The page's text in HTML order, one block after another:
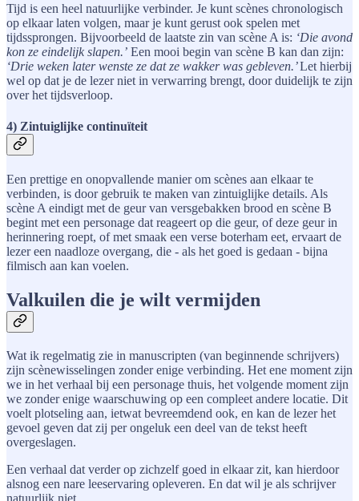
Tijd is een heel natuurlijke verbinder. Je kunt scènes chronologisch
op elkaar laten volgen, maar je kunt gerust ook spelen met
tijdssprongen. Bijvoorbeeld de laatste zin van scène A is: ‘Die avond
kon ze eindelijk slapen.’ Een mooi begin van scène B kan dan zijn:
‘Drie weken later wenste ze dat ze wakker was gebleven.’Let hierbij
wel op dat je de lezer niet in verwarring brengt, door duidelijk te zijn
over het tijdsverloop.
4) Zintuiglijke continuïteit
Een prettige en onopvallende manier om scènes aan elkaar te
verbinden, is door gebruik te maken van zintuiglijke details. Als
scène A eindigt met de geur van versgebakken brood en scène B
begint met een personage dat reageert op die geur, of deze geur in
herinnering roept, of met smaak een verse boterham eet, ervaart de
lezer een naadloze overgang, die - als het goed is gedaan - bijna
filmisch aan kan voelen.
Valkuilen die je wilt vermijden
Wat ik regelmatig zie in manuscripten (van beginnende schrijvers)
zijn scènewisselingen zonder enige verbinding. Het ene moment zijn
we in het verhaal bij een personage thuis, het volgende moment zijn
we zonder enige waarschuwing op een compleet andere locatie. Dit
voelt plotseling aan, ietwat bevreemdend ook, en kan de lezer het
gevoel geven dat zij per ongeluk een deel van de tekst heeft
overgeslagen.
Een verhaal dat verder op zichzelf goed in elkaar zit, kan hierdoor
alsnog een nare leeservaring opleveren. En dat wil je als schrijver
natuurlijk niet.